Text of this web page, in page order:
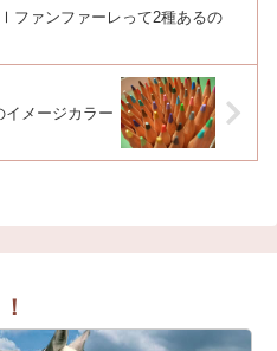
ファンファーレって2種あるの
イメージカラー